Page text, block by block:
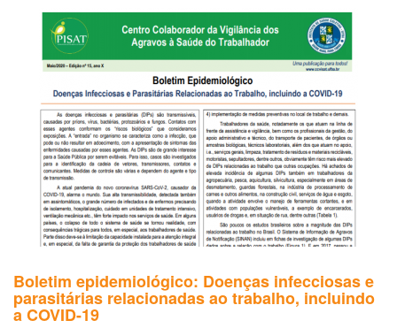
Boletim epidemiológico: Doenças infecciosas e
parasitárias relacionadas ao trabalho, incluindo
a COVID-19